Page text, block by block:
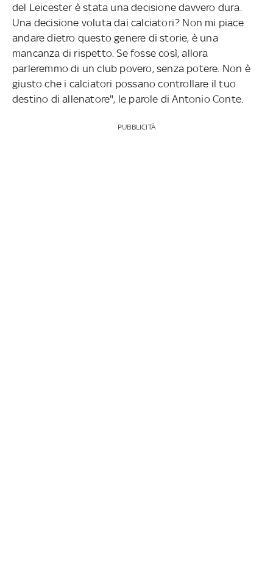
del Leicester è stata una decisione davvero dura.
Una decisione voluta dai calciatori? Non mi piace
andare dietro questo genere di storie, è una
mancanza di rispetto. Se fosse così, allora
parleremmo di un club povero, senza potere. Non è
giusto che i calciatori possano controllare il tuo
destino di allenatore", le parole di Antonio Conte.
PUBBLICITÀ